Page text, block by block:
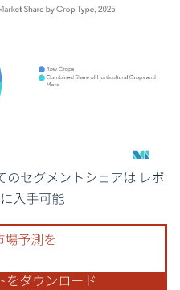
CC BY 4.0の表示が必要です。